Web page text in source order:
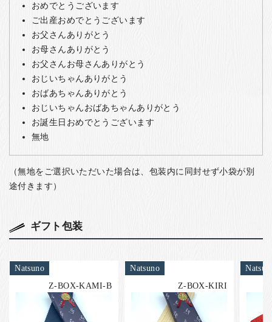
おめでとうございます
ご出産おめでとうございます
お父さんありがとう
お母さんありがとう
お父さんお母さんありがとう
おじいちゃんありがとう
おばあちゃんありがとう
おじいちゃんおばあちゃんありがとう
お誕生日おめでとうございます
無地
（無地をご選択いただいた場合は、包装内に同封せず小袋が別
途付きます）
ギフト包装
Natsuno
Z-BOX-KAMI-B
Natsuno
Z-BOX-KIRI